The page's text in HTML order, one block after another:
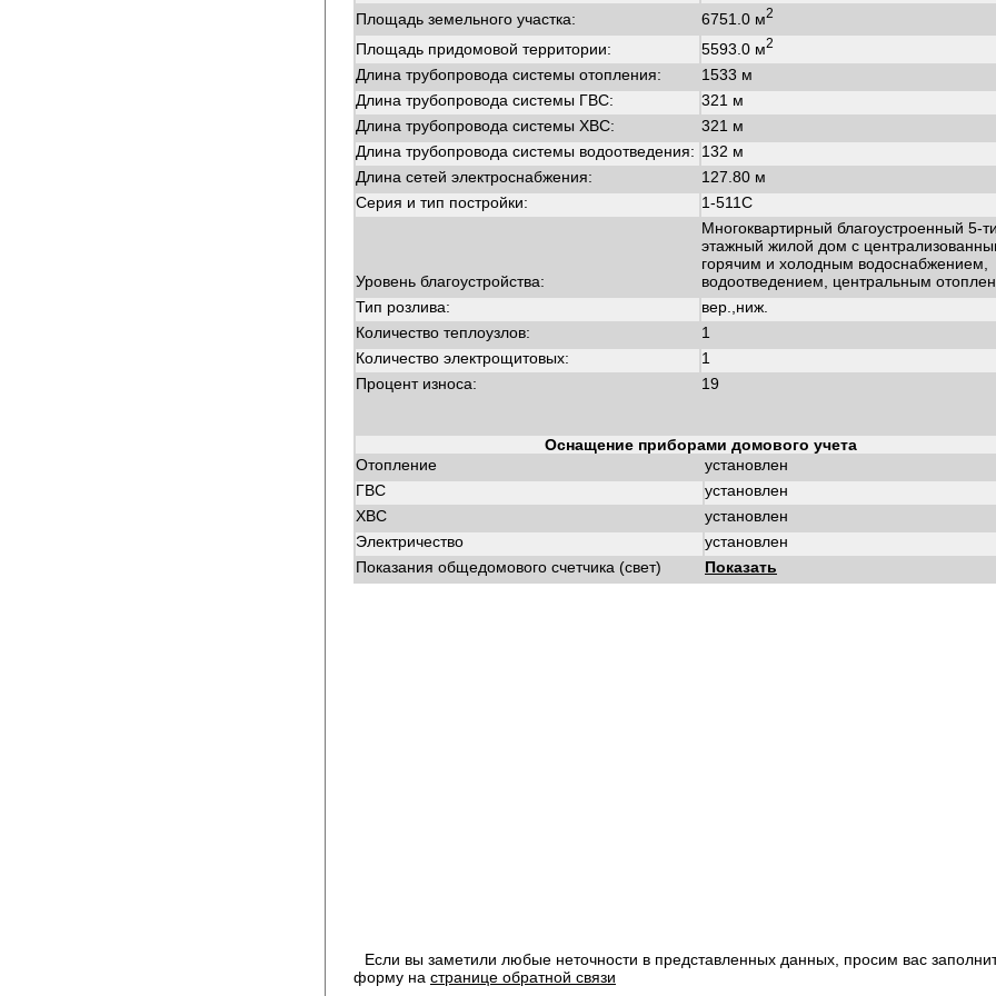
Площадь земельного участка: 6751.0 м2
Площадь придомовой территории: 5593.0 м2
Длина трубопровода системы отопления:
1533 м
Длина трубопровода системы ГВС:
321 м
Длина трубопровода системы ХВС:
321 м
Длина трубопровода системы водоотведения: 132 м
Длина сетей электроснабжения:
127.80 м
Серия и тип постройки:
1-511С
Уровень благоустройства:
Многоквартирный благоустроенный 5-ти
этажный жилой дом с
горячим и холодным водоснабжением,
водоотведением, центральным
Тип розлива:
вер.,ниж.
Количество теплоузлов:
1
Количество электрощитовых:
1
Процент износа:
19
Оснащение приборами домового учета
Отопление
установлен
ГВС
установлен
ХВС
установлен
Электричество
установлен
Показания общедомового счетчика (свет)
Показать
Если вы заметили любые неточности в представленных данных, просим вас
форму на странице обратной связи